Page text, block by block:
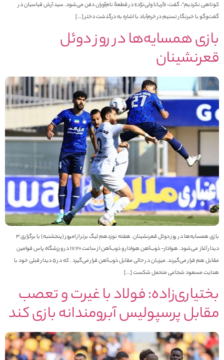
نکردیم”، گفت: «آریانا ولی‌نژاد» در قطعۀ نام‌آوران دفن می‌شود. سید آرش قیاسیان در
با خبرنگار تسنیم در خرم‌آباد با اشاره به درگذشت دختر […]
همسایه‌ها در روز دوئل
بازی همسایه‌ها در روز دوئل قعرنشینان. هفته نوزدهم لیگ برتر از امروز (پنجشنبه) با برگزاری 3
دیدار آغاز می‌شود. هوادار- ذوب‌آهن هوادار و ذوب‌آهن از ساعت 17:20 در ورزشگاه پاس قوامین
مقابل هم قرار می‌گیرند. میزبان در حالی مقابل ذوب‌آهن قرار می‌گیرد . که در 5 دیدار قبلی خود با
مسعود شجاعی متحمل شکست […]
فولاد با غیرت و تعصب
پرسپولیس آبرومندانه بازی کند